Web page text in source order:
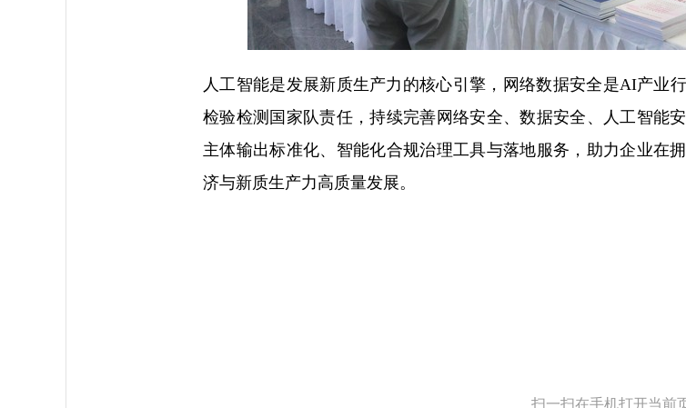
人工智能是发展新质生产力的核心引擎，网络数据安全是AI产业
检验检测国家队责任，持续完善网络安全、数据安全、人工智能
主体输出标准化、智能化合规治理工具与落地服务，助力企业在
济与新质生产力高质量发展。
扫一扫在手机打开当前